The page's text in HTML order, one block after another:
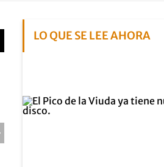
LO QUE SE LEE AHORA